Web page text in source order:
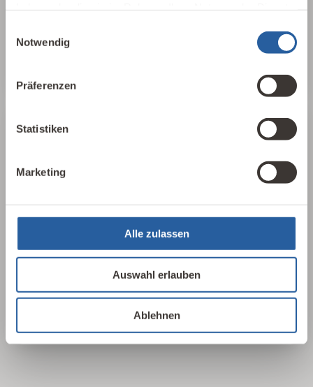
Notwendig
Präferenzen
Statistiken
Marketing
Alle zulassen
Auswahl erlauben
Ablehnen
gestalterische Aspekte betrachtet.
Baubiologie kennenlernen
Für einen schnellen, aufschlussreichen
herausgearbeitet, sortiert und
zusammengefasst. In 17 Sprachen, als PDF
25 Leitlinien ansehen